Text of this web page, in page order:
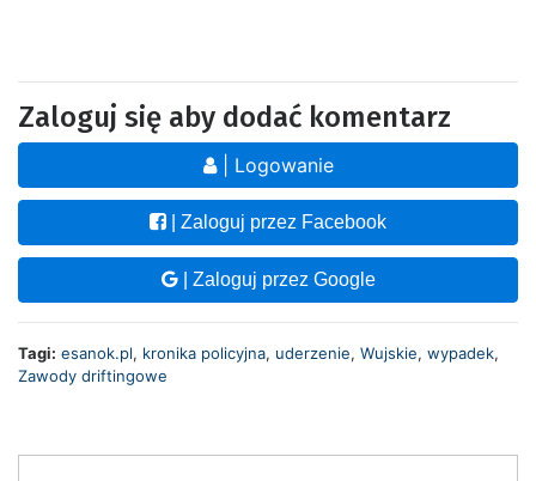
Zaloguj się aby dodać komentarz
| Logowanie
| Zaloguj przez Facebook
| Zaloguj przez Google
Tagi: esanok.pl, kronika policyjna, uderzenie, Wujskie, wypadek,
Zawody driftingowe